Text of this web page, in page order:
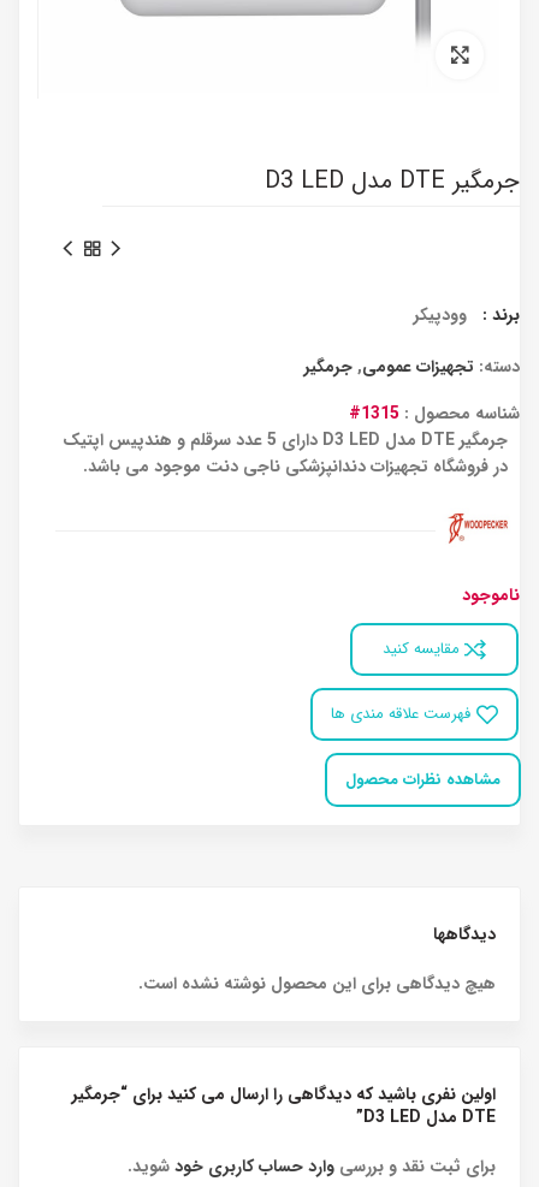
جرمگیر DTE مدل D3 LED
برند :
وودپیکر
دسته: تجهیزات عمومی,جرمگیر
شناسه محصول : 1315#
جرمگیر DTE مدل D3 LED دارای 5 عدد سرقلم و هندپیس اپتیک
در فروشگاه تجهیزات دندانپزشکی ناجی دنت موجود می باشد.
ناموجود
مقایسه کنید
فهرست علاقه مندی ها
مشاهده نظرات محصول
دیدگاهها
هیچ دیدگاهی برای این محصول نوشته نشده است.
اولین نفری باشید که دیدگاهی را ارسال می کنید برای “جرمگیر
DTE مدل D3 LED”
برای ثبت نقد و بررسی وارد حساب کاربری خودشوید.